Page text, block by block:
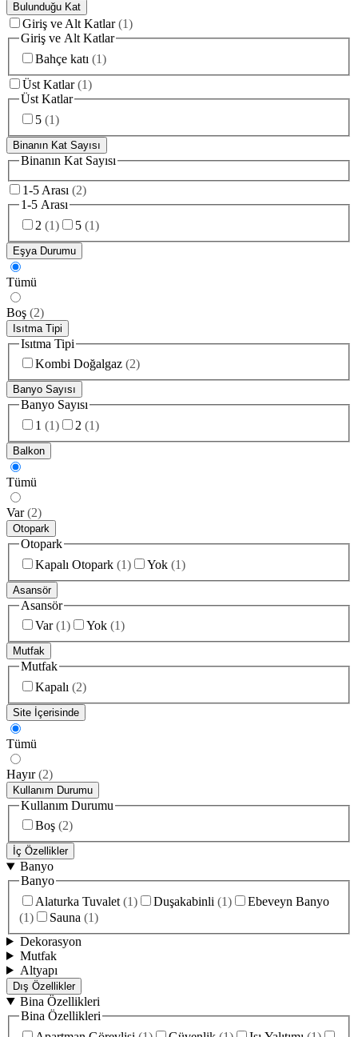
Bulunduğu Kat
Giriş ve Alt Katlar (1)
Giriş ve Alt Katlar
Bahçe katı (1)
Üst Katlar (1)
Üst Katlar
5 (1)
Binanın Kat Sayısı
Binanın Kat Sayısı
1-5 Arası (2)
1-5 Arası
2 (1) 5 (1)
Eşya Durumu
Tümü
Boş (2)
Isıtma Tipi
Isıtma Tipi
Kombi Doğalgaz (2)
Banyo Sayısı
Banyo Sayısı
1 (1) 2 (1)
Balkon
Tümü
Var (2)
Otopark
Otopark
Kapalı Otopark (1) Yok (1)
Asansör
Asansör
Var (1) Yok (1)
Mutfak
Mutfak
Kapalı (2)
Site İçerisinde
Tümü
Hayır (2)
Kullanım Durumu
Kullanım Durumu
Boş (2)
İç Özellikler
Banyo
Banyo
Alaturka Tuvalet (1) Duşakabinli (1)
Ebeveyn Banyo
(1) Sauna (1)
Dekorasyon
Mutfak
Altyapı
Dış Özellikler
Bina Özellikleri
Bina Özellikleri